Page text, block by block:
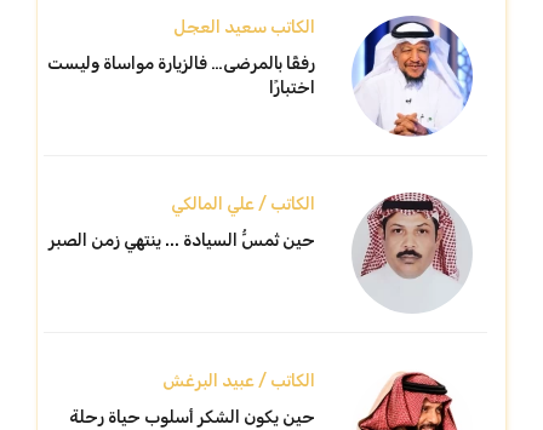
الكاتب سعيد العجل
رفقًا بالمرضى… فالزيارة مواساة وليست
اختبارًا
الكاتب / علي المالكي
حين تُمسُّ السيادة ... ينتهي زمن الصبر
الكاتب / عبيد البرغش
حين يكون الشكر أسلوب حياة رحلة